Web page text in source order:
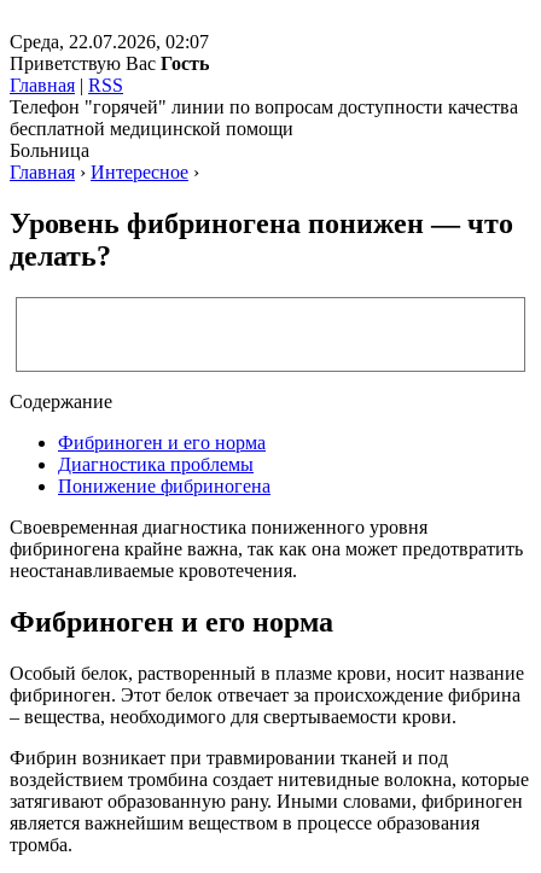
Среда, 22.07.2026, 02:07
Приветствую Вас Гость
Главная | RSS
Телефон "горячей" линии по вопросам доступности качества
бесплатной медицинской помощи
Больница
Главная › Интересное ›
Уровень фибриногена понижен — что
делать?
Содержание
Фибриноген и его норма
Диагностика проблемы
Понижение фибриногена
Своевременная диагностика пониженного уровня
фибриногена крайне важна, так как она может предотвратить
неостанавливаемые кровотечения.
Фибриноген и его норма
Особый белок, растворенный в плазме крови, носит название
фибриноген. Этот белок отвечает за происхождение фибрина
– вещества, необходимого для свертываемости крови.
Фибрин возникает при травмировании тканей и под
воздействием тромбина создает нитевидные волокна, которые
затягивают образованную рану. Иными словами, фибриноген
является важнейшим веществом в процессе образования
тромба.